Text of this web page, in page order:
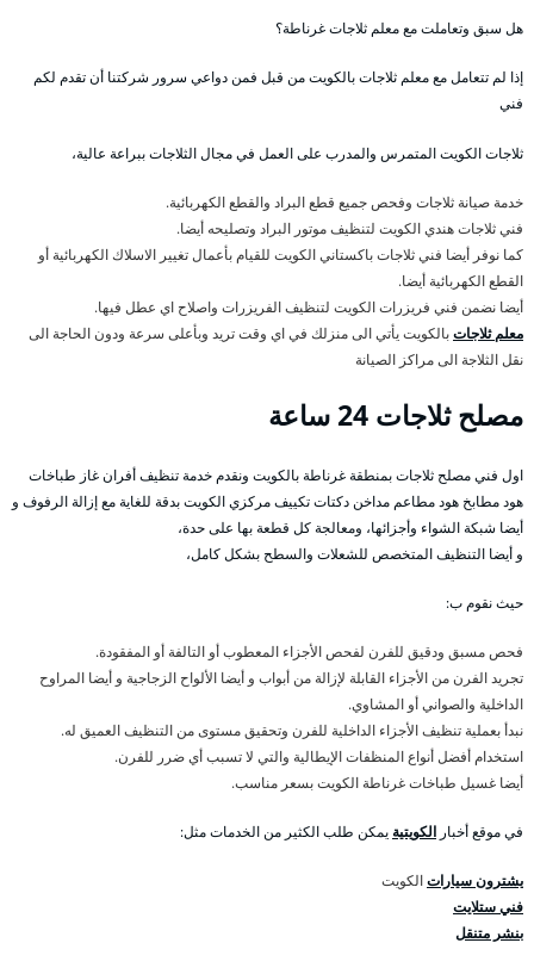
هل سبق وتعاملت مع معلم ثلاجات غرناطة؟
إذا لم تتعامل مع معلم ثلاجات بالكويت من قبل فمن دواعي سرور شركتنا أن تقدم لكم
فني
ثلاجات الكويت المتمرس والمدرب على العمل في مجال الثلاجات ببراعة عالية،
خدمة صيانة ثلاجات وفحص جميع قطع البراد والقطع الكهربائية.
فني ثلاجات هندي الكويت لتنظيف موتور البراد وتصليحه أيضا.
كما نوفر أيضا فني ثلاجات باكستاني الكويت للقيام بأعمال تغيير الاسلاك الكهربائية أو
القطع الكهربائية أيضا.
أيضا نضمن فني فريزرات الكويت لتنظيف الفريزرات واصلاح اي عطل فيها.
معلم ثلاجاتبالكويت يأتي الى منزلك في اي وقت تريد وبأعلى سرعة ودون الحاجة الى
نقل الثلاجة الى مراكز الصيانة
مصلح ثلاجات 24 ساعة
اول فني مصلح ثلاجات بمنطقة غرناطة بالكويت ونقدم خدمة تنظيف أفران غاز طباخات
هود مطابخ هود مطاعم مداخن دكتات تكييف مركزي الكويت بدقة للغاية مع إزالة الرفوف و
أيضا شبكة الشواء وأجزائها، ومعالجة كل قطعة بها على حدة،
و أيضا التنظيف المتخصص للشعلات والسطح بشكل كامل،
حيث نقوم ب:
فحص مسبق ودقيق للفرن لفحص الأجزاء المعطوب أو التالفة أو المفقودة.
تجريد الفرن من الأجزاء القابلة لإزالة من أبواب و أيضا الألواح الزجاجية و أيضا المراوح
الداخلية والصواني أو المشاوي.
نبدأ بعملية تنظيف الأجزاء الداخلية للفرن وتحقيق مستوى من التنظيف العميق له.
استخدام أفضل أنواع المنظفات الإيطالية والتي لا تسبب أي ضرر للفرن.
أيضا غسيل طباخات غرناطة الكويت بسعر مناسب.
في موقع أخبار الكويتية يمكن طلب الكثير من الخدمات مثل:
يشترون سياراتالكويت
فني ستلايت
بنشر متنقل